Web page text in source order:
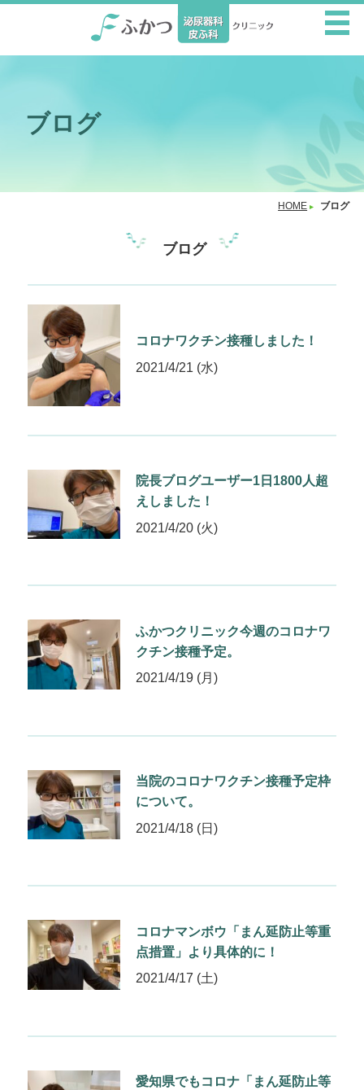
ブログ
HOME ブログ
ブログ
コロナワクチン接種しました！
2021/4/21 (水)
院長ブログユーザー1日1800人超
えしました！
2021/4/20 (火)
ふかつクリニック今週のコロナワ
クチン接種予定。
2021/4/19 (月)
当院のコロナワクチン接種予定枠
について。
2021/4/18 (日)
コロナマンボウ「まん延防止等重
点措置」より具体的に！
2021/4/17 (土)
愛知県でもコロナ「まん延防止等